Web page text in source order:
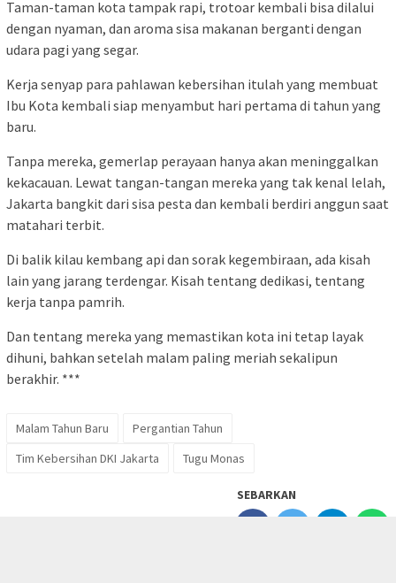
di tengah gelap yang mulai memudar.
Lampu-lampu kota masih menyala, memantulkan bayang-
mengangkat, dan memilah sampah.
Mereka bekerja dalam irama yang teratur: sapu digerakkan,
gerobak.
Sementara udara dini hari masih dingin, namun keringat tetap
mengalir. Tak ada keluhan, hanya sesekali senyum kecil atau
BACA JUGA:Meriahkan Monas, Event Lebaran Betawi 2025
Angkat Kearifan Lokal
Tak banyak diketahui publik
Sementara itu bagi mereka, malam pergantian tahun bukanlah
waktu untuk berpesta, melainkan jam kerja paling sibuk dalam
sudah cukup bagi kami,” kata Manto, ketika ditemui